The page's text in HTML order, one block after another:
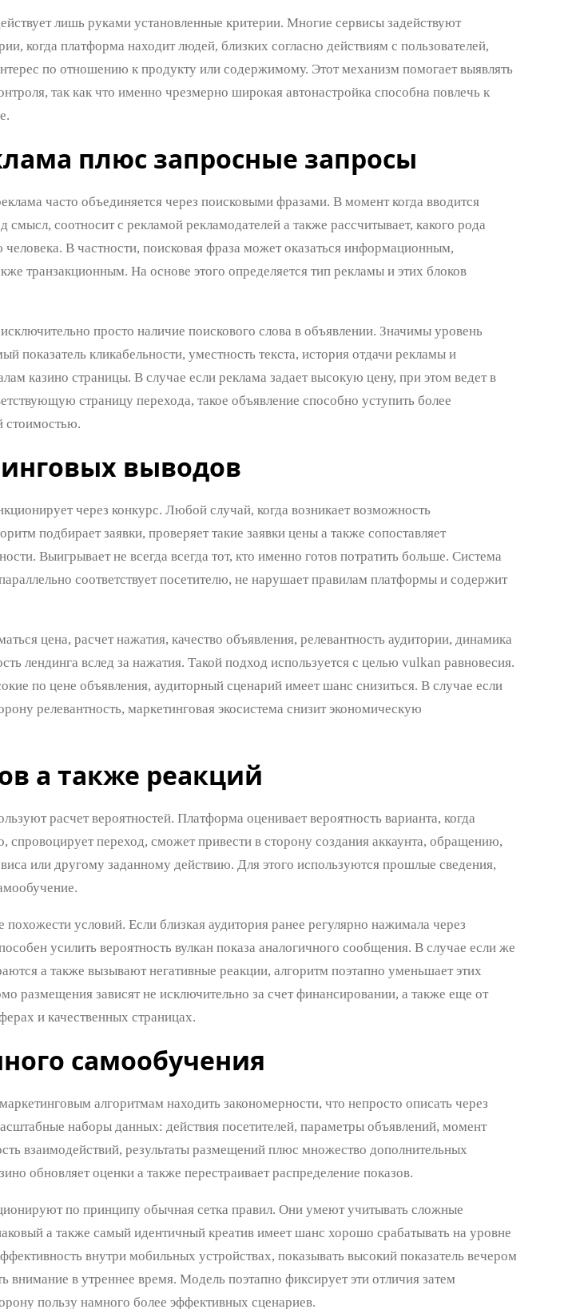
лишь руками установленные критерии. Многие сервисы задействуют
когда платформа находит людей, близких согласно действиям с пользователей,
по отношению к продукту или содержимому. Этот механизм помогает выявлять
так как что именно чрезмерно широкая автонастройка способна повлечь к
плюс запросные запросы
часто объединяется через поисковыми фразами. В момент когда вводится
смысл, соотносит с рекламой рекламодателей а также рассчитывает, какого рода
В частности, поисковая фраза может оказаться информационным,
транзакционным. На основе этого определяется тип рекламы и этих блоков
просто наличие поискового слова в объявлении. Значимы уровень
показатель кликабельности, уместность текста, история отдачи рекламы и
казино страницы. В случае если реклама задает высокую цену, при этом ведет в
страницу перехода, такое объявление способно уступить более
стоимостью.
выводов
через конкурс. Любой случай, когда возникает возможность
подбирает заявки, проверяет такие заявки цены а также сопоставляет
Выигрывает не всегда всегда тот, кто именно готов потратить больше. Система
соответствует посетителю, не нарушает правилам платформы и содержит
цена, расчет нажатия, качество объявления, релевантность аудитории, динамика
лендинга вслед за нажатия. Такой подход используется с целью vulkan равновесия.
по цене объявления, аудиторный сценарий имеет шанс снизиться. В случае если
релевантность, маркетинговая экосистема снизит экономическую
а также реакций
расчет вероятностей. Платформа оценивает вероятность варианта, когда
спровоцирует переход, сможет привести в сторону создания аккаунта, обращению,
или другому заданному действию. Для этого используются прошлые сведения,
условий. Если близкая аудитория ранее регулярно нажимала через
усилить вероятность вулкан показа аналогичного сообщения. В случае если же
а также вызывают негативные реакции, алгоритм поэтапно уменьшает этих
размещения зависят не исключительно за счет финансировании, а также еще от
и качественных страницах.
самообучения
алгоритмам находить закономерности, что непросто описать через
наборы данных: действия посетителей, параметры объявлений, момент
взаимодействий, результаты размещений плюс множество дополнительных
обновляет оценки а также перестраивает распределение показов.
по принципу обычная сетка правил. Они умеют учитывать сложные
а также самый идентичный креатив имеет шанс хорошо срабатывать на уровне
внутри мобильных устройствах, показывать высокий показатель вечером
внимание в утреннее время. Модель поэтапно фиксирует эти отличия затем
пользу намного более эффективных сценариев.